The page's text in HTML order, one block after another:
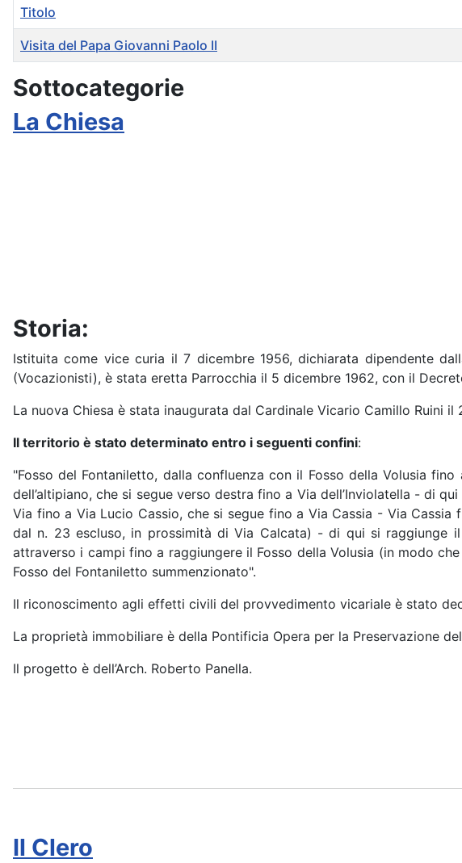
Titolo
Visita del Papa Giovanni Paolo II
Sottocategorie
La Chiesa
Storia:
Istituita come vice curia il 7 dicembre 1956, dichiarata dipendente
(Vocazionisti), è stata eretta Parrocchia il 5 dicembre 1962, con il
La nuova Chiesa è stata inaugurata dal Cardinale Vicario Camillo Ruini il
Il territorio è stato determinato entro i seguenti confini:
"Fosso del Fontaniletto, dalla confluenza con il Fosso della Volusia
dell’altipiano, che si segue verso destra fino a Via dell’Inviolatella - di
Via fino a Via Lucio Cassio, che si segue fino a Via Cassia - Via
dal n. 23 escluso, in prossimità di Via Calcata) - di qui si raggiunge
attraverso i campi fino a raggiungere il Fosso della Volusia (in modo
Fosso del Fontaniletto summenzionato".
Il riconoscimento agli effetti civili del provvedimento vicariale è stato
La proprietà immobiliare è della Pontificia Opera per la Preservazione
Il progetto è dell’Arch. Roberto Panella.
Il Clero